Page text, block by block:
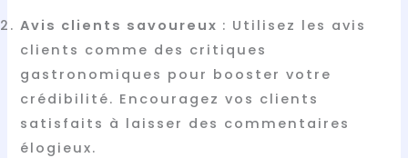
Avis clients savoureux : Utilisez les avis
clients comme des critiques
gastronomiques pour booster votre
crédibilité. Encouragez vos clients
satisfaits à laisser des commentaires
élogieux.